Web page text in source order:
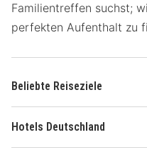
Familientreffen suchst;
perfekten Aufenthalt zu
Beliebte Reiseziele
Hotels Deutschland